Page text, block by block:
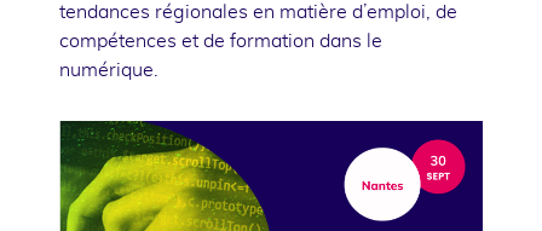
tendances régionales en matière d’emploi, de
compétences et de formation dans le
numérique.